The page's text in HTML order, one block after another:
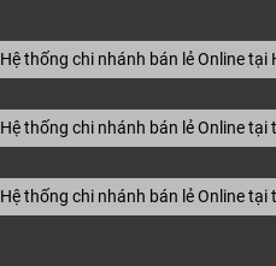
Hệ thống chi nhánh bán lẻ Online tại
Hệ thống chi nhánh bán lẻ Online tại
Hệ thống chi nhánh bán lẻ Online tại